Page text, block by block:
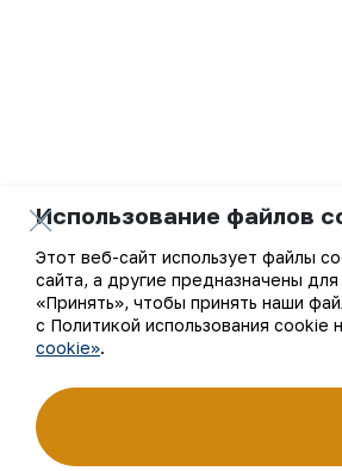
Использование файлов
Этот веб-сайт использует файлы
сайта, а другие предназначены
«Принять», чтобы принять наши
с Политикой использования cookie
cookie».